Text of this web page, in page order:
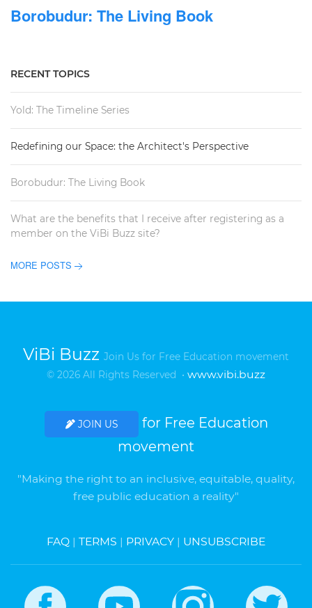
Borobudur: The Living Book
RECENT TOPICS
Yold: The Timeline Series
Redefining our Space: the Architect's Perspective
Borobudur: The Living Book
What are the benefits that I receive after registering as a
member on the ViBi Buzz site?
MORE POSTS
ViBi Buzz Join Us for Free Education movement
© 2026 All Rights Reserved • www.vibi.buzz
JOIN US
for Free Education
movement
"Making the right to an inclusive, equitable, quality,
free public education a reality"
FAQ | TERMS | PRIVACY | UNSUBSCRIBE